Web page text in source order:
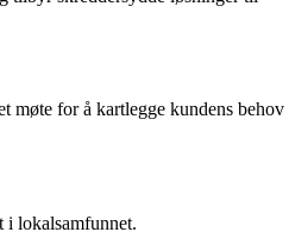
møte for å kartlegge kundens behov
i lokalsamfunnet.